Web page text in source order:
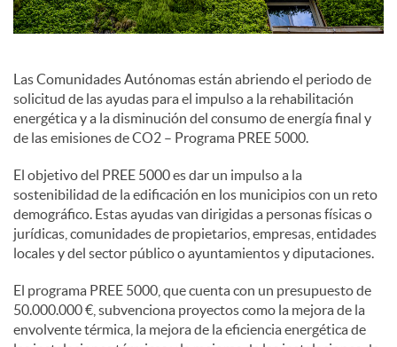
e
s
S
o
c
i
Las Comunidades Autónomas están abriendo el periodo de
solicitud de las ayudas para el impulso a la rehabilitación
energética y a la disminución del consumo de energía final y
de las emisiones de CO2 – Programa PREE 5000.
El objetivo del PREE 5000 es dar un impulso a la
sostenibilidad de la edificación en los municipios con un reto
demográfico. Estas ayudas van dirigidas a personas físicas o
jurídicas, comunidades de propietarios, empresas, entidades
locales y del sector público o ayuntamientos y diputaciones.
El programa PREE 5000, que cuenta con un presupuesto de
50.000.000 €, subvenciona proyectos como la mejora de la
envolvente térmica, la mejora de la eficiencia energética de